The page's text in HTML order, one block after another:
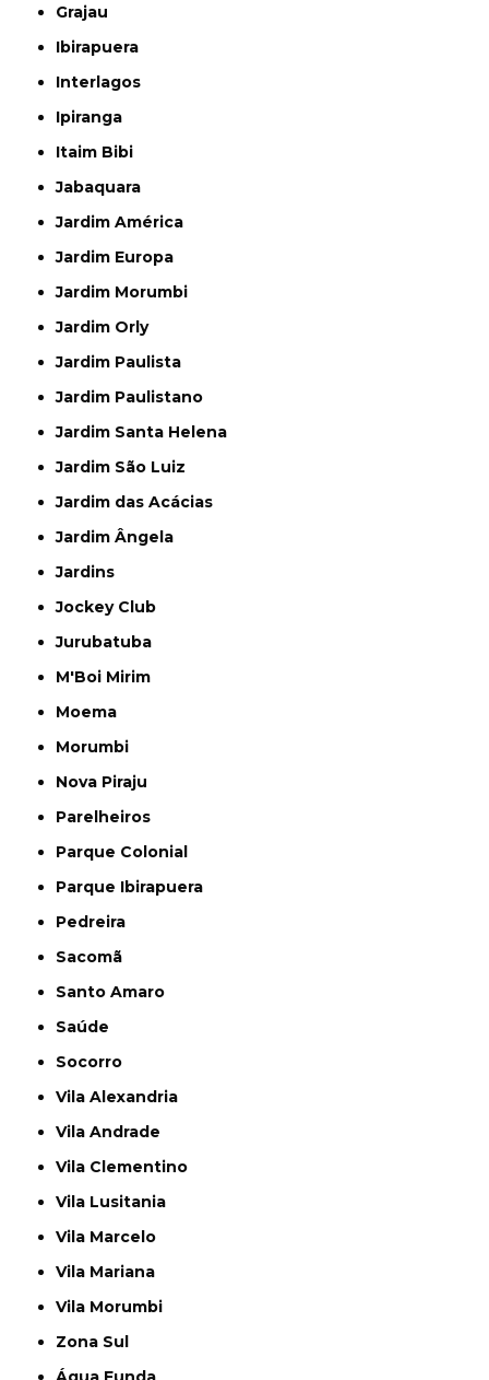
Grajau
Ibirapuera
Interlagos
Ipiranga
Itaim Bibi
Jabaquara
Jardim América
Jardim Europa
Jardim Morumbi
Jardim Orly
Jardim Paulista
Jardim Paulistano
Jardim Santa Helena
Jardim São Luiz
Jardim das Acácias
Jardim Ângela
Jardins
Jockey Club
Jurubatuba
M'Boi Mirim
Moema
Morumbi
Nova Piraju
Parelheiros
Parque Colonial
Parque Ibirapuera
Pedreira
Sacomã
Santo Amaro
Saúde
Socorro
Vila Alexandria
Vila Andrade
Vila Clementino
Vila Lusitania
Vila Marcelo
Vila Mariana
Vila Morumbi
Zona Sul